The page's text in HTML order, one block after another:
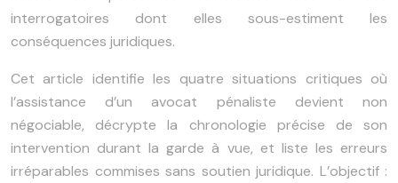
interrogatoires dont elles sous-estiment les
conséquences juridiques.
Cet article identifie les quatre situations critiques où
l’assistance d’un avocat pénaliste devient non
négociable, décrypte la chronologie précise de son
intervention durant la garde à vue, et liste les erreurs
irréparables commises sans soutien juridique. L’objectif :